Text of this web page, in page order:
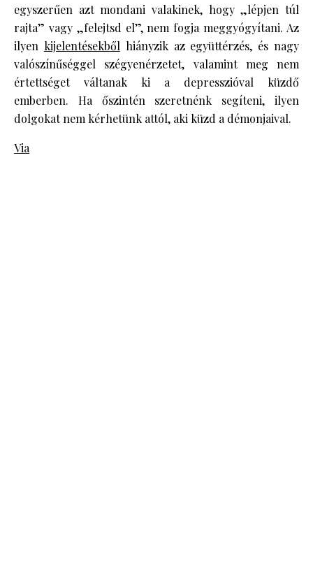
egyszerűen azt mondani valakinek, hogy „lépjen túl
rajta” vagy „felejtsd el”, nem fogja meggyógyítani. Az
ilyen kijelentésekbőlhiányzik az együttérzés, és nagy
valószínűséggel szégyenérzetet, valamint meg nem
értettséget váltanak ki a depresszióval küzdő
emberben. Ha őszintén szeretnénk segíteni, ilyen
dolgokat nem kérhetünk attól, aki küzd a démonjaival.
Via